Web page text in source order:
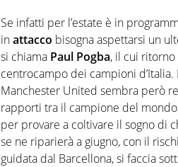
Se infatti per l’estate è in
inattacco bisogna aspettarsi un
si chiama Paul Pogba, il cui
centrocampo dei campioni d’Italia.
Manchester United sembra però
rapporti tra il campione del
per provare a coltivare il sogno di
se ne riparierà a giugno, con il
guidata dal Barcellona, si faccia